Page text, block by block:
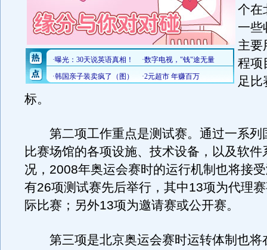
个在
一些
主要
程项
足比
标。
第二项工作重点是测试赛。通过一系列
比赛场馆的各项设施、技术设备，以及软件
况，2008年奥运会赛时的运行机制也将接
有26项测试赛先后举行，其中13项为代理
际比赛；另外13项为邀请赛或公开赛。
第三项是北京奥运会赛时运转体制也将